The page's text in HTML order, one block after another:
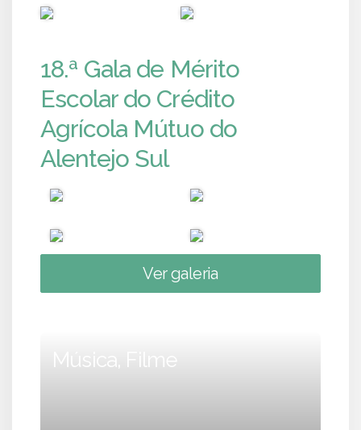
18.ª Gala de Mérito
Escolar do Crédito
Agrícola Mútuo do
Alentejo Sul
Ver galeria
Música, Filme